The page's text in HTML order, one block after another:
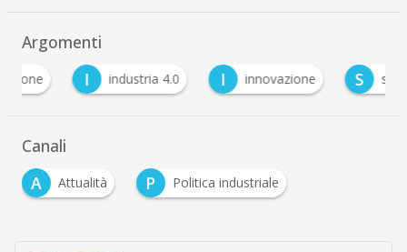
Argomenti
I
industria 4.0 I innovazione S sostenibilità
Canali
A
Attualità P Politica industriale